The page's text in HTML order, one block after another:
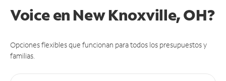
Voice en New Knoxville, OH?
Opciones flexibles que funcionan para todos los presupuestos y
familias.